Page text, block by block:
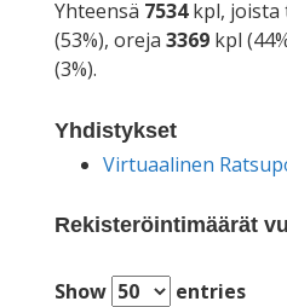
Yhteensä 7534kpl, joista
(53%), oreja 3369 kpl
(3%).
Yhdistykset
Virtuaalinen
Rekisteröintimäärät
Show
entries